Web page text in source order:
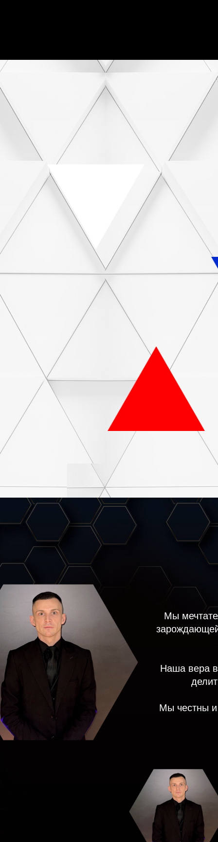
Мы
Наша вера в
Мы честны и